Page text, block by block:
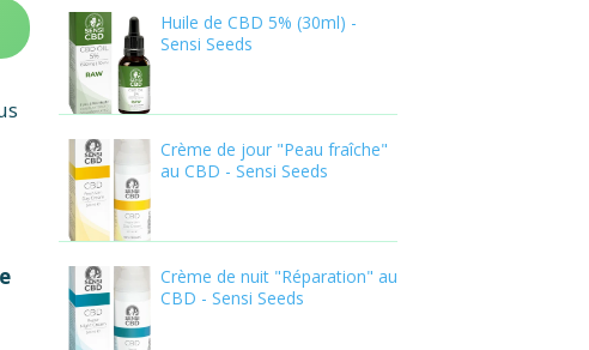
Huile de CBD 5% (30ml) -
Sensi Seeds
Crème de jour "Peau fraîche"
au CBD - Sensi Seeds
Crème de nuit "Réparation" au
CBD - Sensi Seeds